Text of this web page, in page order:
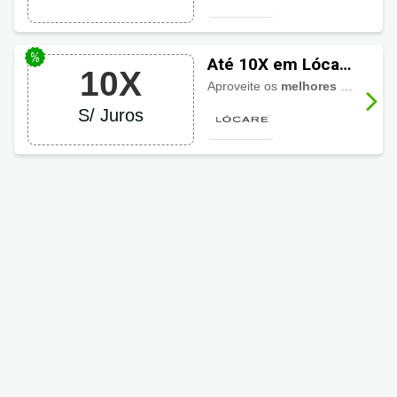
10X
S/ Juros
Até 10X em Lócare
Cosmética
Aproveite os melhores descontos Lócare Cosmética